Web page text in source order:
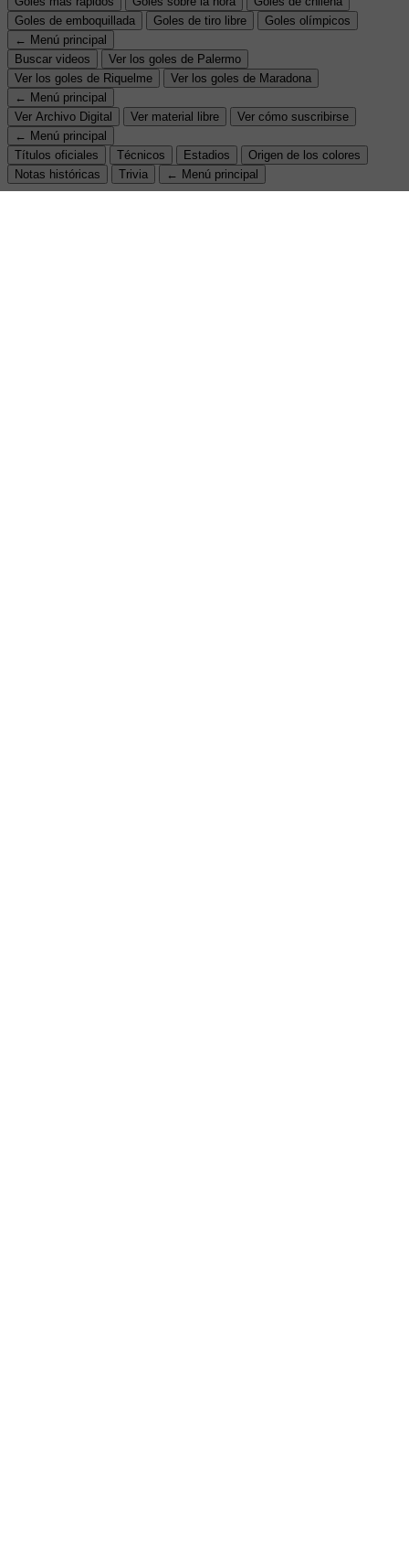
Goles de emboquillada
Goles de tiro libre
Goles olímpicos
← Menú principal
Buscar videos
Ver los goles de Palermo
Ver los goles de Riquelme
Ver los goles de Maradona
← Menú principal
Ver Archivo Digital
Ver material libre
Ver cómo suscribirse
← Menú principal
Títulos oficiales
Técnicos Estadios
Origen de los colores
Notas históricas
Trivia ← Menú principal